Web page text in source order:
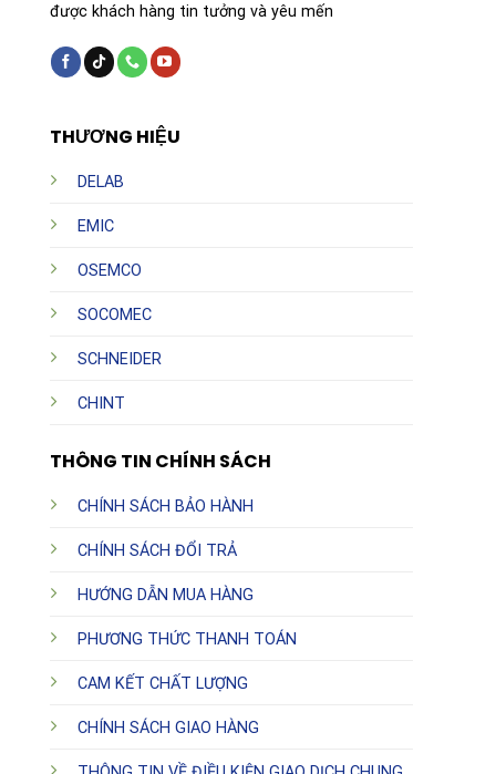
THƯƠNG HIỆU
DELAB
EMIC
OSEMCO
SOCOMEC
SCHNEIDER
CHINT
THÔNG TIN CHÍNH SÁCH
CHÍNH SÁCH BẢO HÀNH
CHÍNH SÁCH ĐỔI TRẢ
HƯỚNG DẪN MUA HÀNG
PHƯƠNG THỨC THANH TOÁN
CAM KẾT CHẤT LƯỢNG
CHÍNH SÁCH GIAO HÀNG
được khách hàng tin tưởng và yêu mến